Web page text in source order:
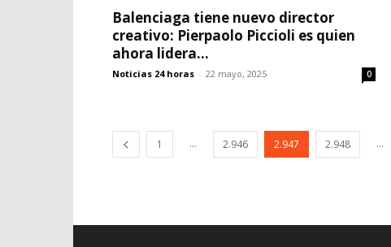
Balenciaga tiene nuevo director
creativo: Pierpaolo Piccioli es quien
ahora lidera...
Noticias 24 horas - 22 mayo, 2025 0
1 ... 2.946 2.947 2.948 ...